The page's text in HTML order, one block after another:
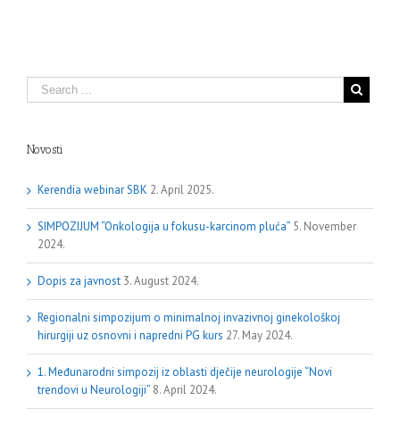
Novosti
Kerendia webinar SBK 2. April 2025.
SIMPOZIJUM “Onkologija u fokusu-karcinom pluća” 5. November
2024.
Dopis za javnost 3. August 2024.
Regionalni simpozijum o minimalnoj invazivnoj ginekološkoj
hirurgiji uz osnovni i napredni PG kurs 27. May 2024.
1. Međunarodni simpozij iz oblasti dječije neurologije “Novi
trendovi u Neurologiji” 8. April 2024.